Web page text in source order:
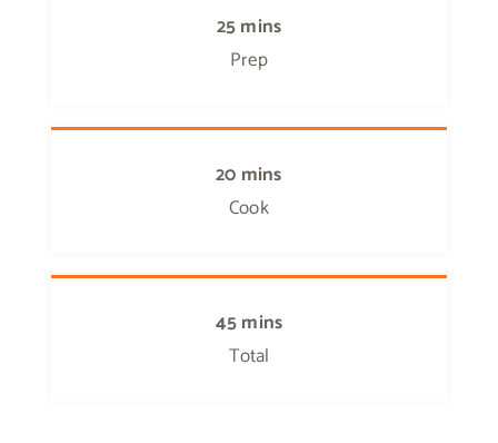
25 mins
Prep
20 mins
Cook
45 mins
Total